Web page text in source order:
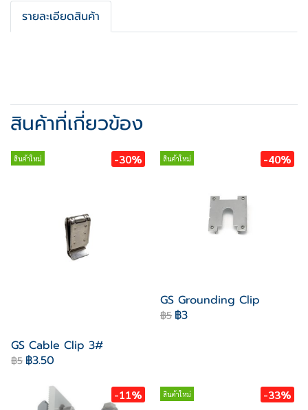
รายละเอียดสินค้า
สินค้าที่เกี่ยวข้อง
สินค้าใหม่ -30%
GS Cable Clip 3#
฿5 ฿3.50
สินค้าใหม่ -40%
GS Grounding Clip
฿5 ฿3
-11% สินค้าใหม่ -33%